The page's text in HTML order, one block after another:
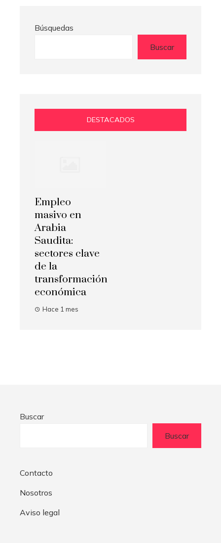
Búsquedas
Buscar
DESTACADOS
Empleo
masivo en
Arabia
Saudita:
sectores clave
de la
transformación
económica
Hace 1 mes
Buscar
Buscar
Contacto
Nosotros
Aviso legal